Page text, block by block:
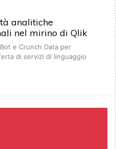
analitiche
nel mirino di Qlik
e Crunch Data per
di servizi di linguaggio